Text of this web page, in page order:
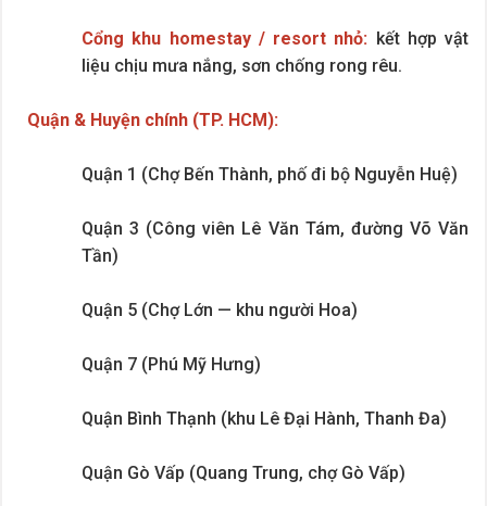
Cổng khu homestay / resort nhỏ: kết hợp vật
liệu chịu mưa nắng, sơn chống rong rêu.
Quận & Huyện chính (TP. HCM):
Quận 1 (Chợ Bến Thành, phố đi bộ Nguyễn Huệ)
Quận 3 (Công viên Lê Văn Tám, đường Võ Văn
Tần)
Quận 5 (Chợ Lớn — khu người Hoa)
Quận 7 (Phú Mỹ Hưng)
Quận Bình Thạnh (khu Lê Đại Hành, Thanh Đa)
Quận Gò Vấp (Quang Trung, chợ Gò Vấp)